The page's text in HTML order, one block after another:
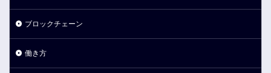
ブロックチェーン
働き方